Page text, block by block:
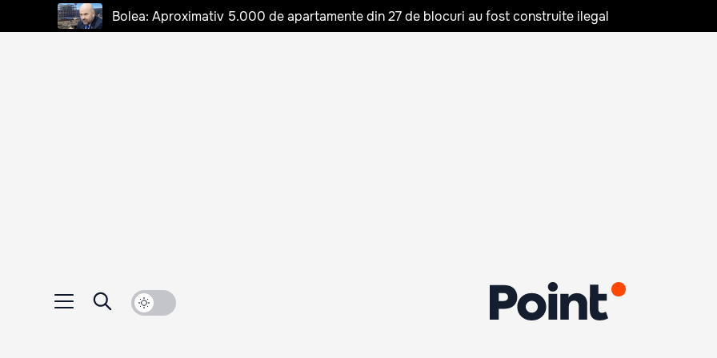
Bolea: Aproximativ 5.000 de apartamente din 27 de blocuri au fost construite ilegal